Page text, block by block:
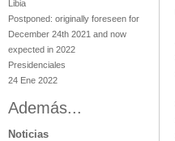
Libia
Postponed: originally foreseen for
December 24th 2021 and now
expected in 2022
Presidenciales
24 Ene 2022
Además...
Noticias